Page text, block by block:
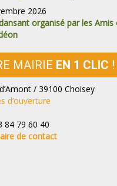
2026
organisé par les Amis
MAIRIE EN 1 CLIC !
/ 39100 Choisey
d’ouverture
84 79 60 40
de contact